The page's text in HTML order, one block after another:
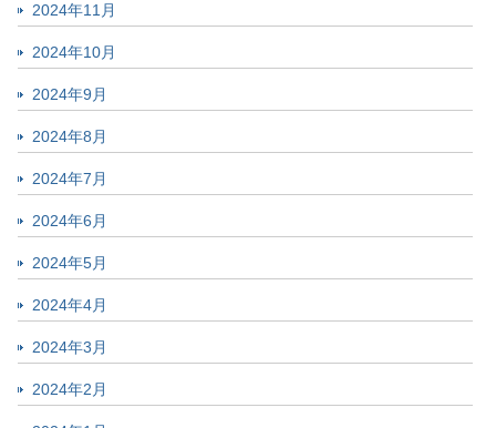
2024年11月
2024年10月
2024年9月
2024年8月
2024年7月
2024年6月
2024年5月
2024年4月
2024年3月
2024年2月